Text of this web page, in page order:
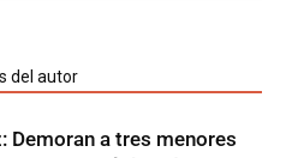
del autor
Demoran a tres menores